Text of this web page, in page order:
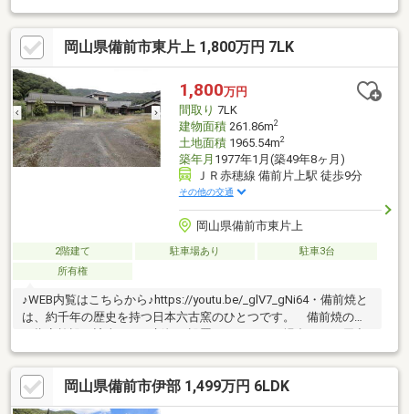
合せください。自社売主物件につき随時内覧可能です。お電話か
メールでご希望日をお知らせください。【リフォーム内容】トイ
レ新品交換、洗面台鏡交換、1階床自然塗装、駐車場拡幅工事、駐
車場土間新設工事、照明新設、ハウスクリーニング、白蟻防除工
事【おすすめポイント】・雨漏り、構造上主要な部分の欠陥や・
腐食、給排水管の故障や漏水についてお引渡しより２年間保証・
シロアリ防除工事施工後5年間保証
岡山県備前市東片上 1,800万円 7LK
1,800万円
間取り 7LK
建物面積261.86m2
土地面積1965.54m2
築年月 1977年1月(築49年8ヶ月)
ＪＲ赤穂線 備前片上駅 徒歩9分
その他の交通
岡山県備前市東片上
2階建て 駐車場あり
駐車3台
所有権
♪WEB内覧はこちらから♪https://youtu.be/_glV7_gNi64・備前焼と
は、約千年の歴史を持つ日本六古窯のひとつです。 備前焼の窯
は指定施設に該当し、 新規に設置しようとする場合には、届出
が必要となります。 古き良き日本家屋で岡山を代表する焼き
物、 「備前焼」を身近に感じるお住まいを体感ください。※土
砂災害警戒区域に該当します
岡山県備前市伊部 1,499万円 6LDK